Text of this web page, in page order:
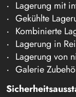
Lagerung mit
Gekühlte
Kombinierte
Lagerung in
Lagerung von
Galerie